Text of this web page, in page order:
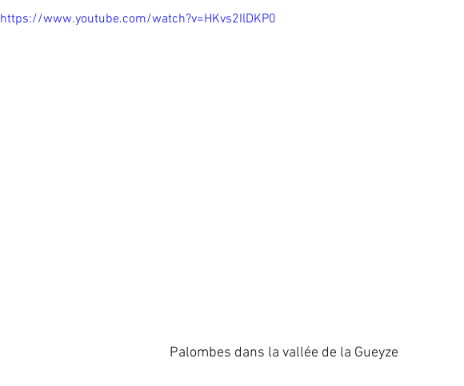
https://www.youtube.com/watch?v=HKvs2IlDKP0
                                                     Palombes dans la vallée de la Gueyze